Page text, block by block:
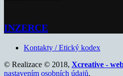
INZERCE
Kontakty / Etický kodex
© Realizace © 2018, Xcreative -
nastavením osobních údajů.